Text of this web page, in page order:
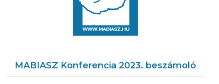
MABIASZ Konferencia 2023. beszámoló